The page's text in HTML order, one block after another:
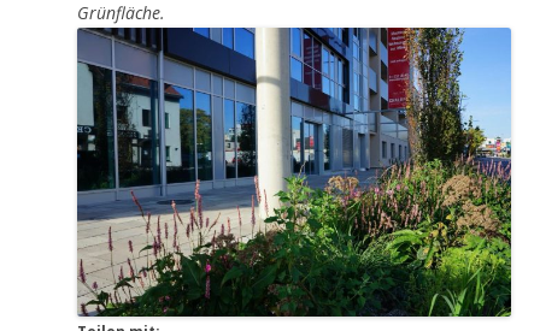
Grünfläche.